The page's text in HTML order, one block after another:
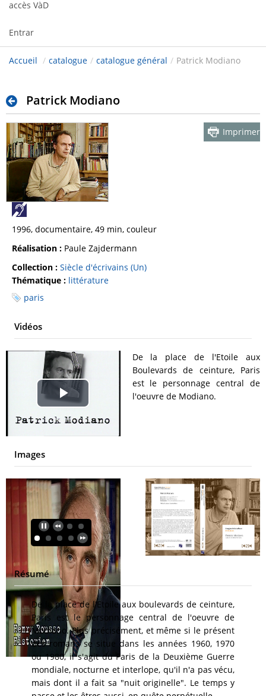
accès VàD
Entrar
Accueil / catalogue / catalogue général / Patrick Modiano
Patrick Modiano
Imprimer
1996, documentaire, 49 min, couleur
Réalisation : Paule Zajdermann
Collection : Siècle d'écrivains (Un)
Thématique : littérature
paris
Vidéos
Play
Video
De la place de l'Etoile aux
Boulevards de ceinture, Paris
est le personnage central de
l'oeuvre de Modiano.
Images
Résumé
De la place de l'Etoile aux boulevards de ceinture,
Paris est le personnage central de l'oeuvre de
Modiano. Plus précisément, et même si le présent
des romans se situe dans les années 1960, 1970
ou 1980, il s'agit du Paris de la Deuxième Guerre
mondiale, nocturne et interlope, qu'il n'a pas vécu,
mais dont il a fait sa "nuit originelle". Le temps y